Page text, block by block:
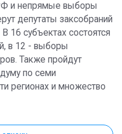
и непрямые выборы
депутаты заксобраний
16 субъектах состоятся
в 12 - выборы
Также пройдут
по семи
регионах и множество